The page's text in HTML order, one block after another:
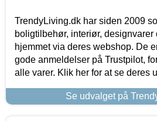
TrendyLiving.dk har siden 2009
boligtilbehør, interiør, designvarer
hjemmet via deres webshop. De
gode anmeldelser på Trustpilot,
alle varer. Klik her for at se deres
Se udvalget på